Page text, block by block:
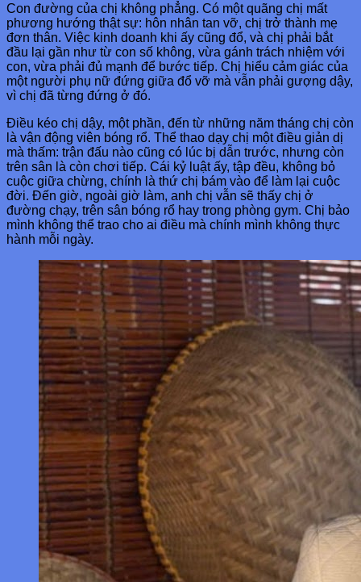
Con đường của chị không phẳng. Có một quãng chị mất
phương hướng thật sự: hôn nhân tan vỡ, chị trở thành mẹ
đơn thân. Việc kinh doanh khi ấy cũng đổ, và chị phải bắt
đầu lại gần như từ con số không, vừa gánh trách nhiệm với
con, vừa phải đủ mạnh để bước tiếp. Chị hiểu cảm giác của
một người phụ nữ đứng giữa đổ vỡ mà vẫn phải gượng dậy,
vì chị đã từng đứng ở đó.
Điều kéo chị dậy, một phần, đến từ những năm tháng chị còn
là vận động viên bóng rổ. Thể thao dạy chị một điều giản dị
mà thấm: trận đấu nào cũng có lúc bị dẫn trước, nhưng còn
trên sân là còn chơi tiếp. Cái kỷ luật ấy, tập đều, không bỏ
cuộc giữa chừng, chính là thứ chị bám vào để làm lại cuộc
đời. Đến giờ, ngoài giờ làm, anh chị vẫn sẽ thấy chị ở
đường chạy, trên sân bóng rổ hay trong phòng gym. Chị bảo
mình không thể trao cho ai điều mà chính mình không thực
hành mỗi ngày.